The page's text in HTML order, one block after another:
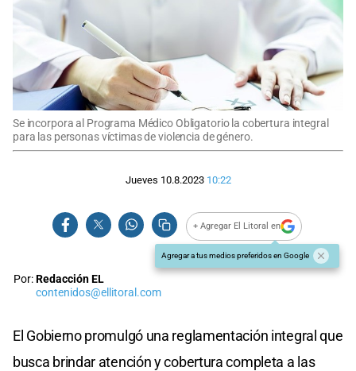
Se incorpora al Programa Médico Obligatorio la cobertura integral
para las personas víctimas de violencia de género.
Jueves 10.8.2023 10:22
+ Agregar El Litoral en
Agregar a tus medios preferidos en Google
Por:Redacción EL
contenidos@ellitoral.com
El Gobierno promulgó una reglamentación integral que
busca brindar atención y cobertura completa a las